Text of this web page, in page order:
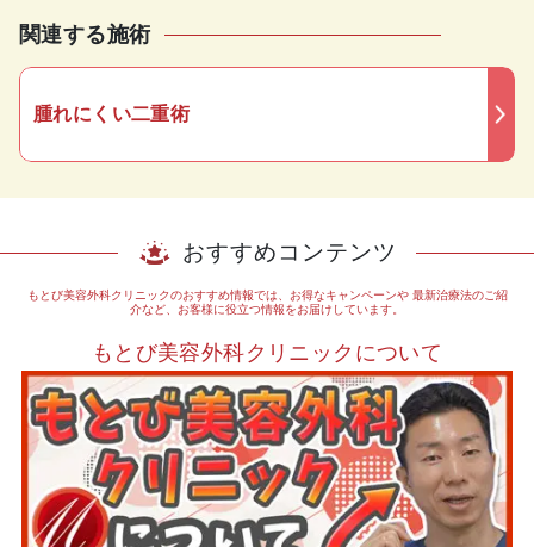
関連する施術
腫れにくい二重術
おすすめコンテンツ
もとび美容外科クリニックのおすすめ情報では、お得なキャンペーンや最新治療法のご紹
介など、お客様に役立つ情報をお届けしています。
もとび美容外科クリニックについて